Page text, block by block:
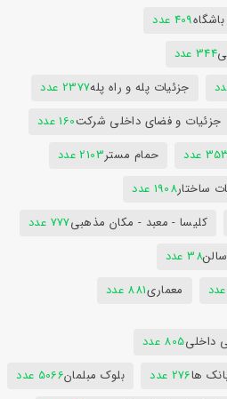
باشگاه409 عدد
344 عدد
جزئیات پله و راه پله2377 عدد
جزئیات و فضای داخلی شرکت160 عدد
353 عدد حمام مستر2103 عدد
ساختار1908 عدد
کلیسا - معبد - مکان مذهبی777 عدد
سالن38 عدد
معماری881 عدد
داخلی805 عدد
ها276 عدد بلوک مبلمان5066 عدد